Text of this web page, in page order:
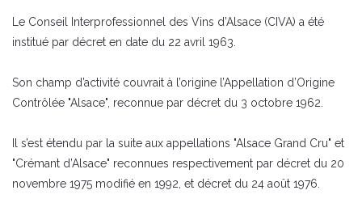
Le Conseil Interprofessionnel des Vins d’Alsace (CIVA) a été
institué par décret en date du 22 avril 1963.
Son champ d’activité couvrait à l’origine l’Appellation d’Origine
Contrôlée "Alsace", reconnue par décret du 3 octobre 1962.
Il s’est étendu par la suite aux appellations "Alsace Grand Cru" et
"Crémant d’Alsace" reconnues respectivement par décret du 20
novembre 1975 modifié en 1992, et décret du 24 août 1976.